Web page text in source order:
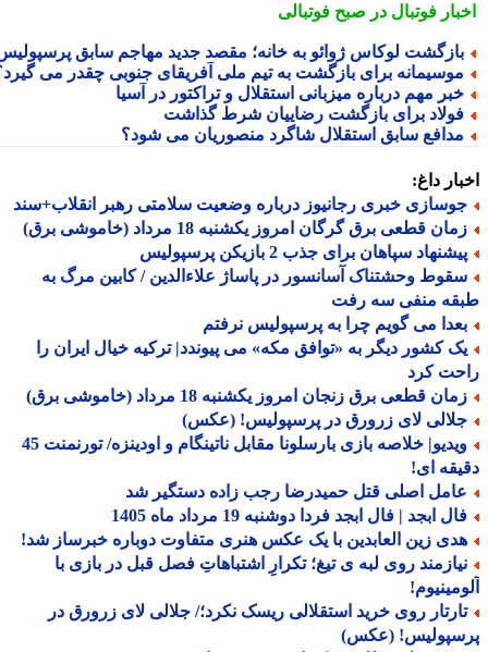
فوتبال در صبح فوتبالی
لوکاس ژوائو به خانه؛ مقصد جدید مهاجم سابق پرسپولیس
برای بازگشت به تیم ملی آفریقای جنوبی چقدر می گیرد؟
مهم درباره میزبانی استقلال و تراکتور در آسیا
برای بازگشت رضاییان شرط گذاشت
سابق استقلال شاگرد منصوریان می شود؟
داغ:
خبری رجانیوز درباره وضعیت سلامتی رهبر انقلاب+سند
قطعی برق گرگان امروز یکشنبه 18 مرداد (خاموشی برق)
سپاهان برای جذب 2 بازیکن پرسپولیس
وحشتناک آسانسور در پاساژ علاءالدین / کابین مرگ به
منفی سه رفت
می گویم چرا به پرسپولیس نرفتم
کشور دیگر به «توافق مکه» می پیوندد| ترکیه خیال ایران را
کرد
قطعی برق زنجان امروز یکشنبه 18 مرداد (خاموشی برق)
لای زرورق در پرسپولیس! (عکس)
ویدیو| خلاصه بازی بارسلونا مقابل ناتینگام و اودینزه/ تورنمنت 45
ای!
اصلی قتل حمیدرضا رجب زاده دستگیر شد
ابجد | فال ابجد فردا دوشنبه 19 مرداد ماه 1405
زین العابدین با یک عکس هنری متفاوت دوباره خبرساز شد!
روی لبه ی تیغ؛ تکرارِ اشتباهاتِ فصل قبل در بازی با
روی خرید استقلالی ریسک نکرد؛/ جلالی لای زرورق در
(عکس)